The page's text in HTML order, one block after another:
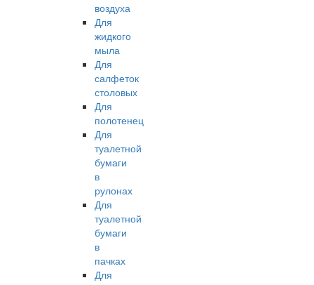
воздуха
Для
жидкого
мыла
Для
салфеток
столовых
Для
полотенец
Для
туалетной
бумаги
в
рулонах
Для
туалетной
бумаги
в
пачках
Для